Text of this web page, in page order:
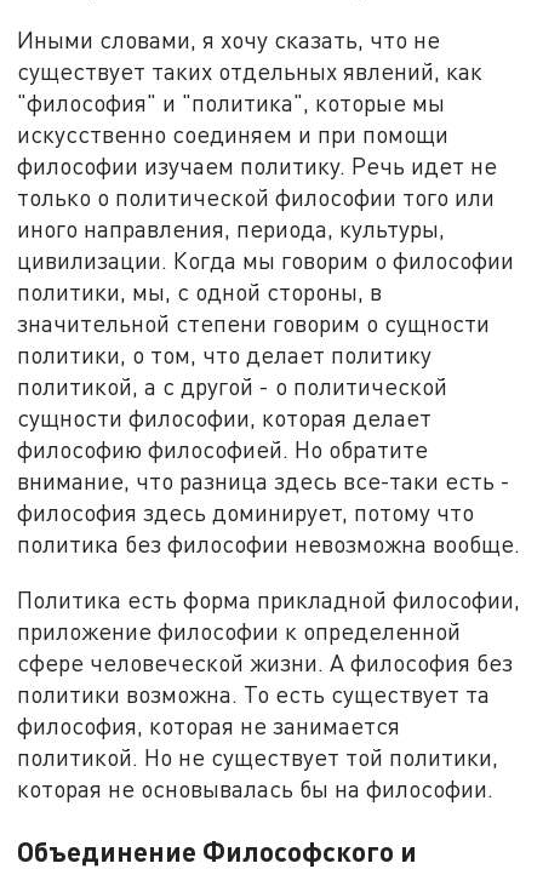
Иными словами, я хочу сказать, что не
существует таких отдельных явлений, как
"философия" и "политика", которые мы
искусственно соединяем и при помощи
философии изучаем политику. Речь идет не
только о политической философии того или
иного направления, периода, культуры,
цивилизации. Когда мы говорим о философии
политики, мы, с одной стороны, в
значительной степени говорим о сущности
политики, о том, что делает политику
политикой, а с другой - о политической
сущности философии, которая делает
философию философией. Но обратите
внимание, что разница здесь все-таки есть -
философия здесь доминирует, потому что
политика без философии невозможна вообще.
Политика есть форма прикладной философии,
приложение философии к определенной
сфере человеческой жизни. А философия без
политики возможна. То есть существует та
философия, которая не занимается
политикой. Но не существует той политики,
которая не основывалась бы на философии.
Объединение Философского и